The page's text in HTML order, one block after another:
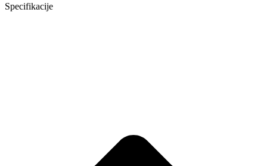
Specifikacije